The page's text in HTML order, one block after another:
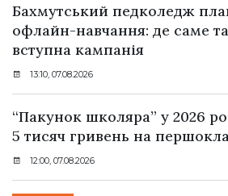
Бахмутський педколедж
офлайн-навчання: де саме
вступна кампанія
13:10, 07.08.2026
“Пакунок школяра” у 2026
5 тисяч гривень на
12:00, 07.08.2026